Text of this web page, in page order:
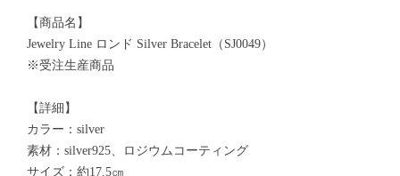
【商品名】
Jewelry Line ロンド Silver Bracelet（SJ0049）
※受注生産商品
【詳細】
カラー：silver
素材：silver925、ロジウムコーティング
サイズ：約17.5㎝